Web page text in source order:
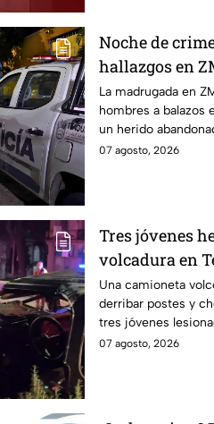
Noche de
hallazgos en
hombres a
Guadalajara
La madrugada en
hombres a balazos
un herido
Moderna.
07 agosto, 2026
Tres jóvenes
volcadura en
operativo en
dormía
Una camioneta
derribar postes y
tres jóvenes
07 agosto, 2026